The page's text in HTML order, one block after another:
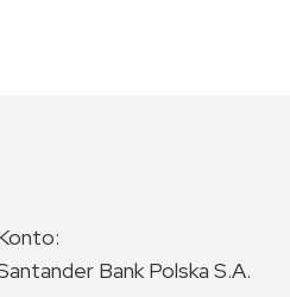
Bank Polska S.A.